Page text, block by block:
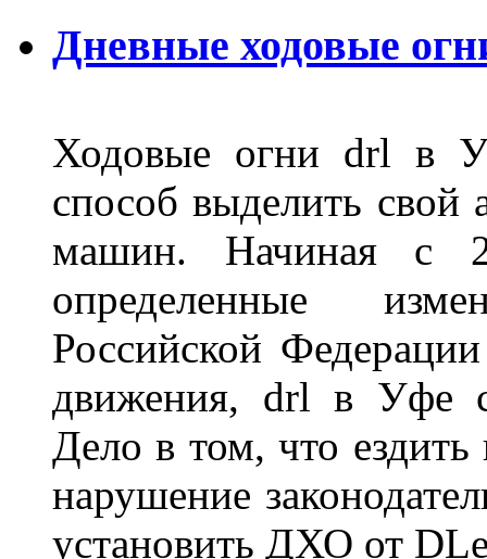
Дневные ходовые
Ходовые огни drl в
способ выделить свой
машин. Начиная с
определенные
Российской
движения, drl в Уфе
Дело в том, что
нарушение
установить ДХО от